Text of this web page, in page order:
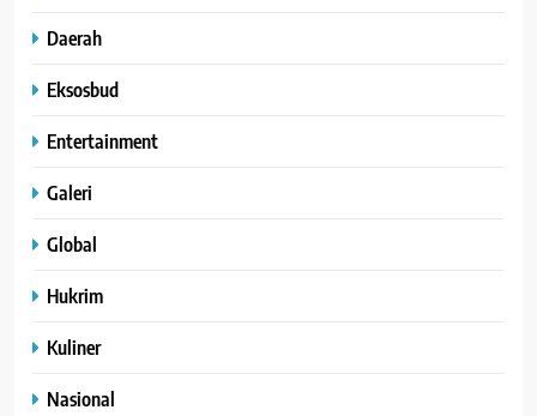
Daerah
Eksosbud
Entertainment
Galeri
Global
Hukrim
Kuliner
Nasional